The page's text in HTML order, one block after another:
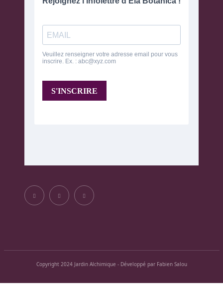
Copyright 2024 Jardin Alchimique - Développé par Fabien Salou